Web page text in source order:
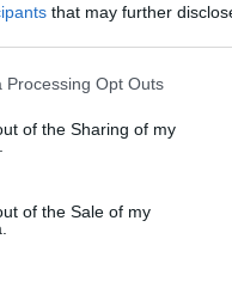
that may further
website/app uses one or
or usage behaviour. You
to Google and its third-
specified purposes in
Processing Opt Outs
of the Sharing of my
of the Sale of my